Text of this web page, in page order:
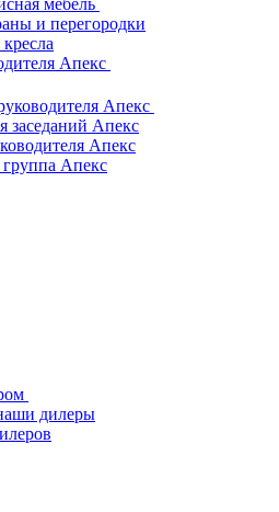
мебель
и перегородки
Апекс
Апекс
заседаний Апекс
Апекс
Апекс
дилеры